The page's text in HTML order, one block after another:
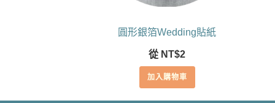
圓形銀箔Wedding貼紙
從 NT$2
加入購物車